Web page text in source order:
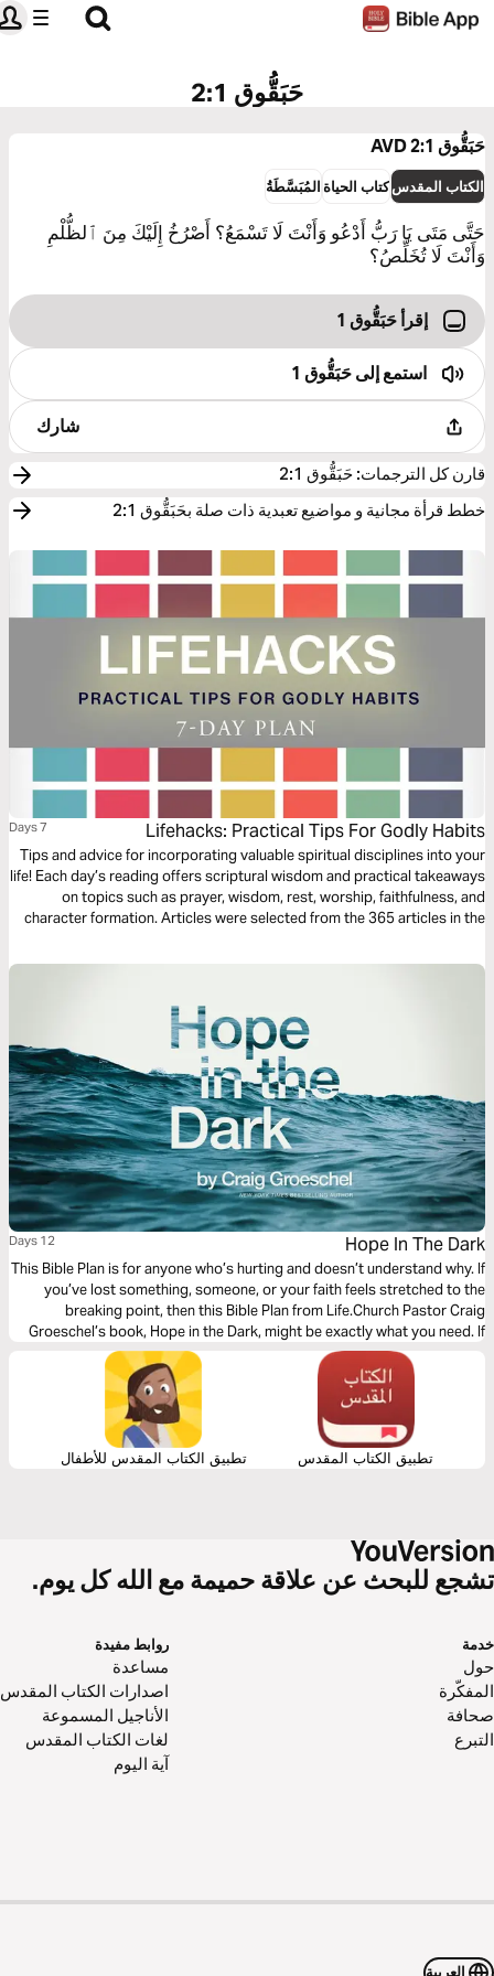
حَبَقُّوق 2:1
حَبَقُّوق 2:1 AVD
الكتاب المقدسكتاب الحياةالمُبَسَّطَةُ
حَتَّى مَتَى يَا رَبُّ أَدْعُو وَأَنْتَ لَا تَسْمَعُ؟ أَصْرُخُ إِلَيْكَ مِنَ ٱلظُّلْمِ
وَأَنْتَ لَا تُخَلِّصُ؟
إقرأ حَبَقُّوق 1
استمع إلىحَبَقُّوق 1
شارك
قارن كل الترجمات:حَبَقُّوق 2:1
خطط قرأة مجانية و مواضيع تعبدية ذات صلة بحَبَقُّوق 2:1
Lifehacks: Practical Tips For Godly Habits
Tips and advice for incorporating valuable spiritual disciplines into your
life! Each day’s reading offers scriptural wisdom and practical takeaways
on topics such as prayer, wisdom, rest, worship, faithfulness, and
character formation. Articles were selected from the 365 articles in the
Hope In The Dark
12 Days
This Bible Plan is for anyone who’s hurting and doesn’t understand why. If
you’ve lost something, someone, or your faith feels stretched to the
breaking point, then this Bible Plan from Life.Church Pastor Craig
Groeschel’s book, Hope in the Dark, might be exactly what you need. If
you want to believe, but you’re not sure how, this is for you.
تطبيق الكتاب المقدس تطبيق الكتاب المقدس للأطفال
للبحث عن علاقة حميمة مع الله كل يوم.
روابط مفيدة
مساعدة
اصدارات الكتاب المقدس
الأناجيل المسموعة
لغات الكتاب المقدس
آية اليوم
العربية